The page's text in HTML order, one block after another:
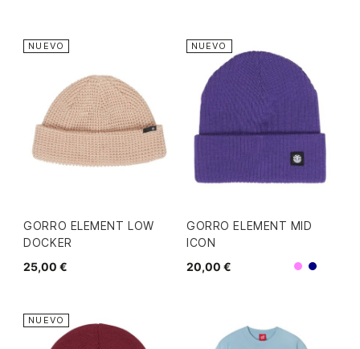
GORRO ELEMENT LOW
DOCKER
25,00 €
NUEVO
GORRO ELEMENT MID
ICON
20,00 €
Morado
Navy
NUEVO
NUEVO